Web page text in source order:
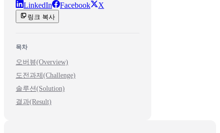
LinkedIn Facebook X
링크 복사
목차
오버뷰(Overview)
도전과제(Challenge)
솔루션(Solution)
결과(Result)